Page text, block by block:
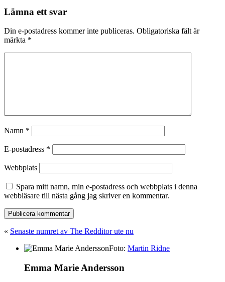
Lämna ett svar
Din e-postadress kommer inte publiceras. Obligatoriska fält är
märkta *
Namn *
E-postadress *
Webbplats
Spara mitt namn, min e-postadress och webbplats i denna
webbläsare till nästa gång jag skriver en kommentar.
« Senaste numret av The Redditor ute nu
Foto: Martin Ridne
Emma Marie Andersson